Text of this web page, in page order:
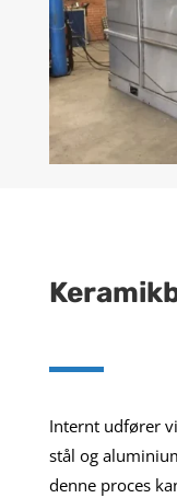
Internt udfører vi
stål og
denne proces